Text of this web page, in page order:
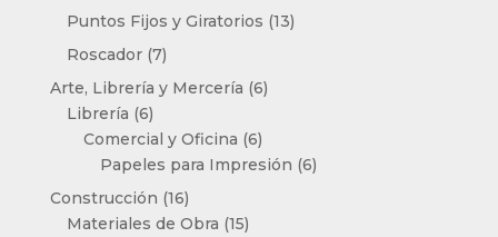
productos
Puntos Fijos y Giratorios 1313
Roscador 77
productos
Arte, Librería y Mercería 66
Librería 66
productos
Comercial y Oficina 66
productos
Papeles para Impresión 66
Construcción 1616
productos
Materiales de Obra 1515